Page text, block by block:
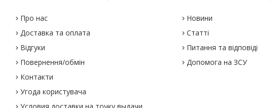
Про нас
Доставка та оплата
Відгуки
Повернення/обмін
Контакти
Угода користувача
Новини
Статті
Питання та відповіді
Допомога на ЗСУ